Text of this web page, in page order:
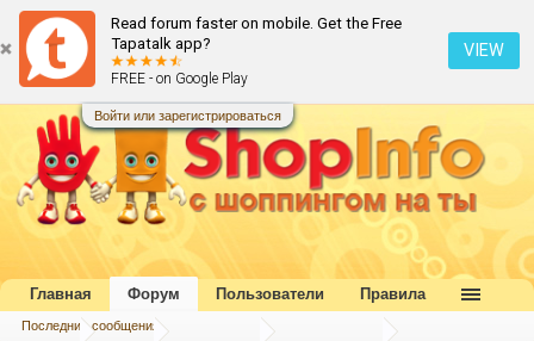
Read forum faster on mobile. Get the Free
Tapatalk app?
FREE - on Google Play
VIEW
Войти или зарегистрироваться
Главная Форум
Главная Форум
Последние сообщения
Пользователи Правила